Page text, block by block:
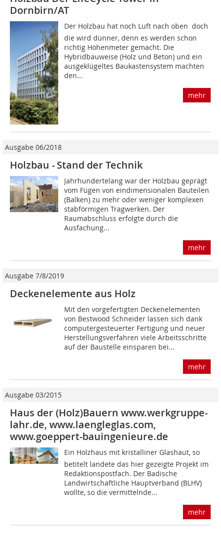
Dornbirn/AT
Der Holzbau hat noch Luft nach oben  doch
die wird dünner, denn es werden schon
richtig Höhenmeter gemacht. Die
Hybridbauweise (Holz und Beton) und ein
ausgeklügeltes Baukastensystem machten
den...
mehr
Ausgabe 06/2018
Holzbau - Stand der Technik
Jahrhundertelang war der Holzbau geprägt
vom Fügen von eindimensionalen Bauteilen
(Balken) zu mehr oder weniger komplexen
stabförmigen Tragwerken. Der
Raumabschluss erfolgte durch die
Ausfachung...
mehr
Ausgabe 7/8/2019
Deckenelemente aus Holz
Mit den vorgefertigten Deckenelementen
von Bestwood Schneider lassen sich dank
computergesteuerter Fertigung und neuer
Herstellungsverfahren viele Arbeitsschritte
auf der Baustelle einsparen bei...
mehr
Ausgabe 03/2015
Haus der (Holz)Bauern www.werkgruppe-
lahr.de, www.laengleglas.com,
www.goeppert-bauingenieure.de
Ein Holzhaus mit kristalliner Glashaut, so
betitelt landete das hier gezeigte Projekt im
Redaktionspostfach. Der Badische
Landwirtschaftliche Hauptverband (BLHV)
wollte, so die vermittelnde...
mehr